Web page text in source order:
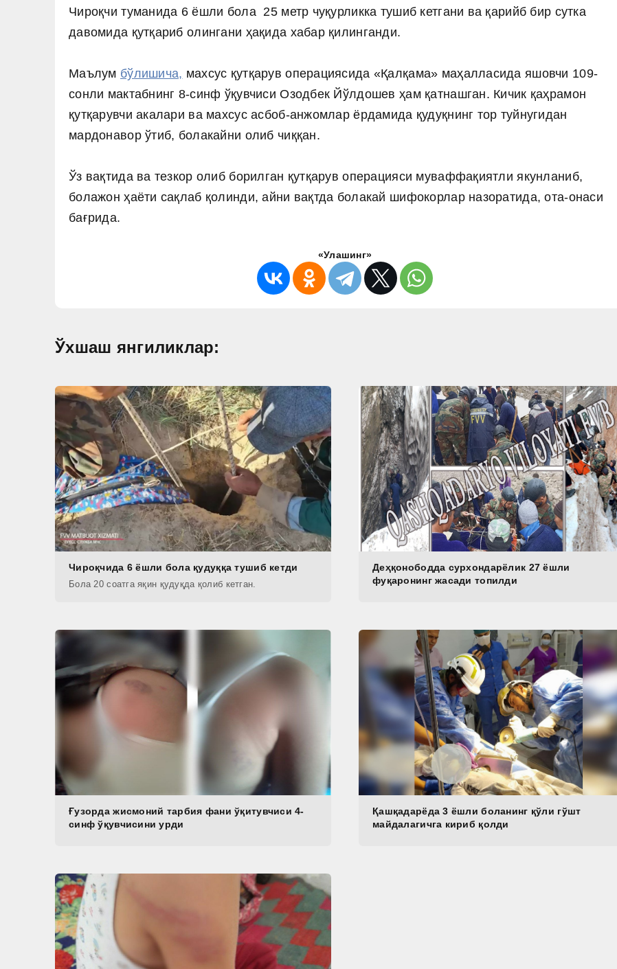
Чироқчи туманида 6 ёшли бола 25 метр чуқурликка тушиб кетгани ва қарийб бир сутка
давомида қутқариб олингани ҳақида хабар қилинганди.
Маълум бўлишича, махсус қутқарув операциясида «Қалқама» маҳалласида яшовчи 109-
сонли мактабнинг 8-синф ўқувчиси Озодбек Йўлдошев ҳам қатнашган. Кичик қаҳрамон
қутқарувчи акалари ва махсус асбоб-анжомлар ёрдамида қудуқнинг тор туйнугидан
мардонавор ўтиб, болакайни олиб чиққан.
Ўз вақтида ва тезкор олиб борилган қутқарув операцияси муваффақиятли якунланиб,
болажон ҳаёти сақлаб қолинди, айни вақтда болакай шифокорлар назоратида, ота-онаси
бағрида.
«Улашинг»
Ўхшаш янгиликлар:
Чироқчида 6 ёшли бола қудуққа тушиб кетди
Бола 20 соатга яқин қудуқда қолиб кетган.
Деҳқонободда сурхондарёлик 27 ёшли
фуқаронинг жасади топилди
Ғузорда жисмоний тарбия фани ўқитувчиси 4-
синф ўқувчисини урди
Қашқадарёда 3 ёшли боланинг қўли гўшт
майдалагичга кириб қолди